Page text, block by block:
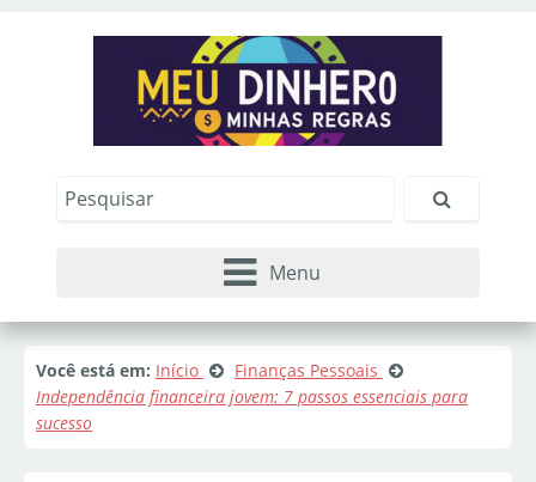
Menu
Você está em: Início
Finanças Pessoais
Independência financeira jovem: 7 passos essenciais para
sucesso